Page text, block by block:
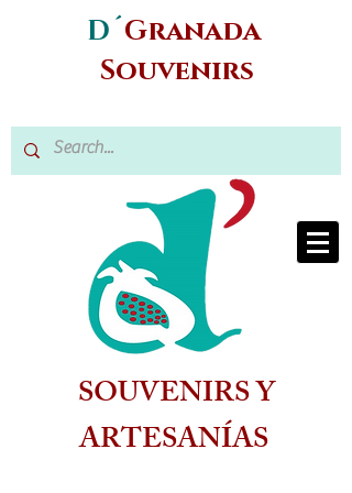
D´Granada
Souvenirs
SOUVENIRS Y
ARTESANÍAS